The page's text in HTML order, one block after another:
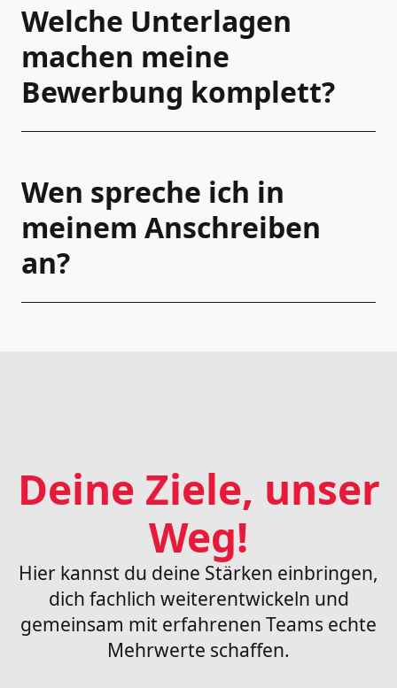
Welche Unterlagen
machen meine
Bewerbung komplett?
Wen spreche ich in
meinem Anschreiben
an?
Deine Ziele, unser
Weg!
Hier kannst du deine Stärken einbringen,
dich fachlich weiterentwickeln und
gemeinsam mit erfahrenen Teams echte
Mehrwerte schaffen.